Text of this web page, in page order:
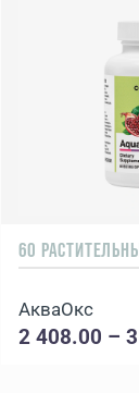
60
АкваОкс
2 408.00 –